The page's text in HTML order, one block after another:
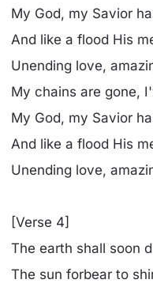
My God, my Savior
And like a flood His
Unending love,
My chains are gone,
My God, my Savior
And like a flood His
Unending love,
[Verse 4]
The earth shall soon
The sun forbear to